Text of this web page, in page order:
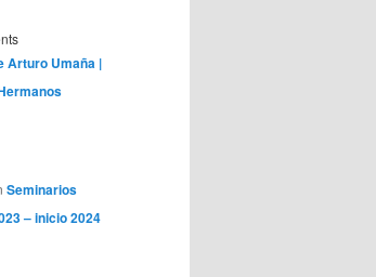
Arturo Umaña |
Seminarios
– inicio 2024